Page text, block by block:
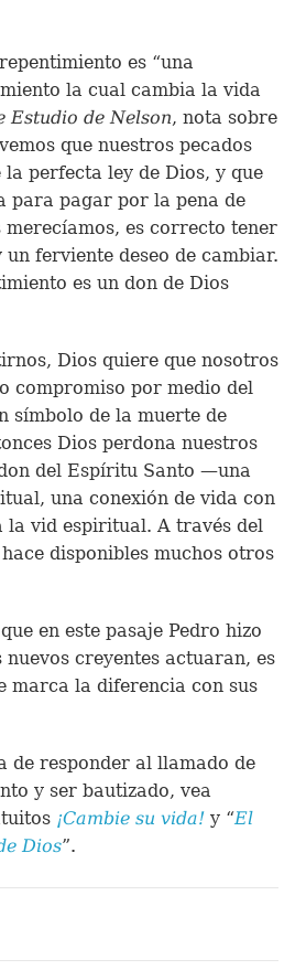
es “una
la cual cambia la vida
Estudio de Nelson, nota sobre
que nuestros pecados
perfecta ley de Dios, y que
para pagar por la pena de
es correcto tener
ferviente deseo de cambiar.
es un don de Dios
Dios quiere que nosotros
compromiso por medio del
símbolo de la muerte de
Dios perdona nuestros
del Espíritu Santo —una
una conexión de vida con
la vid espiritual. A través del
disponibles muchos otros
en este pasaje Pedro hizo
creyentes actuaran, es
marca la diferencia con sus
de responder al llamado de
y ser bautizado, vea
¡Cambie su vida! y “El
Dios”.